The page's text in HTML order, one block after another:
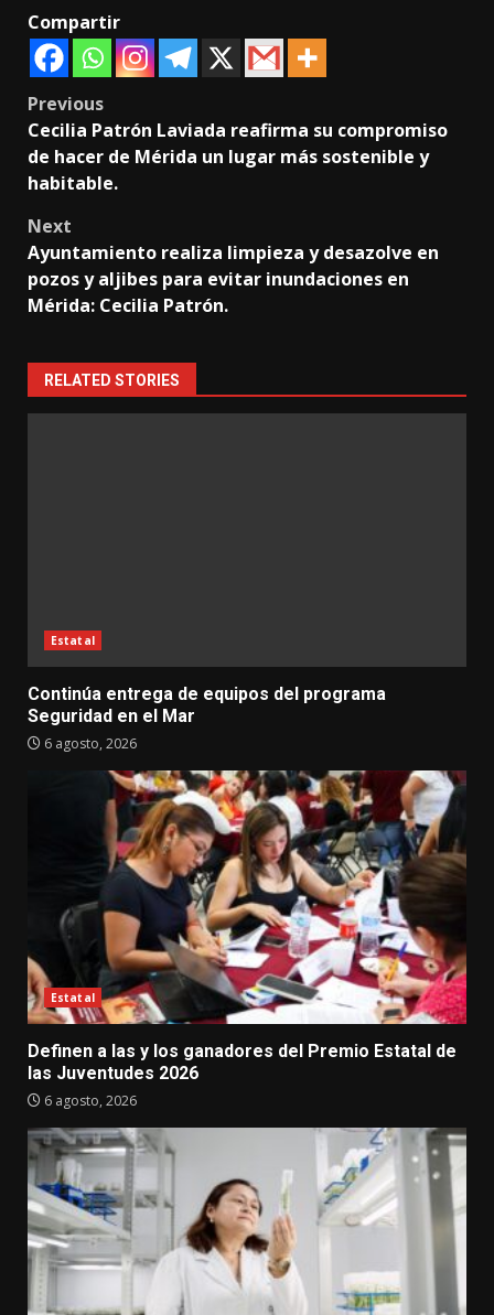
Compartir
Post
navigation
Previous
Cecilia Patrón Laviada reafirma su compromiso
de hacer de Mérida un lugar más sostenible y
habitable.
Next
Ayuntamiento realiza limpieza y desazolve en
pozos y aljibes para evitar inundaciones en
Mérida: Cecilia Patrón.
RELATED STORIES
Estatal
Continúa entrega de equipos del programa
Seguridad en el Mar
6 agosto, 2026
Estatal
Definen a las y los ganadores del Premio Estatal de
las Juventudes 2026
6 agosto, 2026